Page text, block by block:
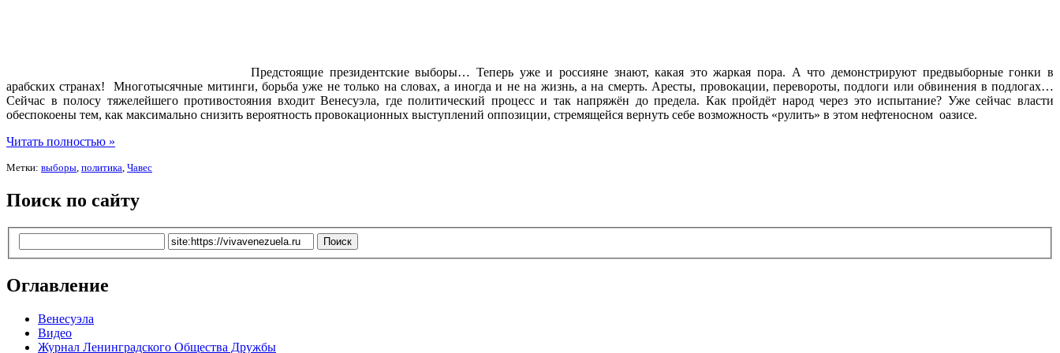
Предстоящие президентские выборы… Теперь уже и россияне знают, какая это жаркая пора. А что демонстрируют предвыборные гонки в
арабских странах! Многотысячные митинги, борьба уже не только на словах, а иногда и не на жизнь, а на смерть. Аресты, провокации, перевороты, подлоги или обвинения в подлогах…
Сейчас в полосу тяжелейшего противостояния входит Венесуэла, где политический процесс и так напряжён до предела. Как пройдёт народ через это испытание? Уже сейчас власти
обеспокоены тем, как максимально снизить вероятность провокационных выступлений оппозиции, стремящейся вернуть себе возможность «рулить» в этом нефтеносном оазисе.
Читать полностью »
Метки: выборы, политика, Чавес
Поиск по сайту
Оглавление
Венесуэла
Видео
Журнал Ленинградского Общества Дружбы